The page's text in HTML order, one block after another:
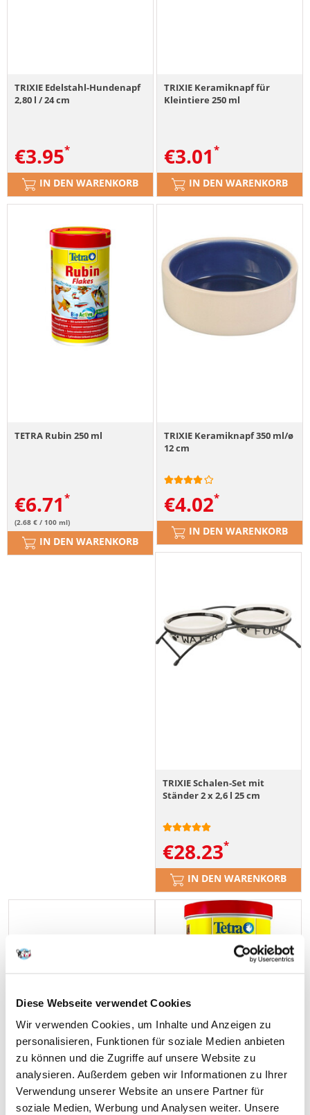
Diese Webseite verwendet Cookies
Wir verwenden Cookies, um Inhalte und Anzeigen zu
personalisieren, Funktionen für soziale Medien anbieten
zu können und die Zugriffe auf unsere Website zu
analysieren. Außerdem geben wir Informationen zu Ihrer
Verwendung unserer Website an unsere Partner für
soziale Medien, Werbung und Analysen weiter. Unsere
TRIXIE Edelstahl-Hundenapf
2,80 l / 24 cm
€3.95
IN DEN WARENKORB
TRIXIE Keramiknapf für
Kleintiere 250 ml
€3.01
IN DEN WARENKORB
TETRA Rubin 250 ml
€6.71
(2.68 € / 100 ml)
IN DEN WARENKORB
TRIXIE Keramiknapf 350 ml/ø
12 cm
€4.02
IN DEN WARENKORB
TRIXIE Schalen-Set mit
Ständer 2 x 2,6 l 25 cm
€28.23
IN DEN WARENKORB